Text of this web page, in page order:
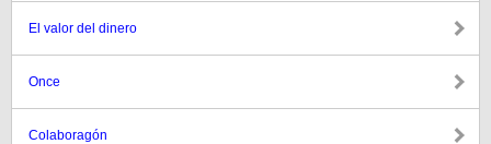
El valor del dinero
Once
Colaboragón